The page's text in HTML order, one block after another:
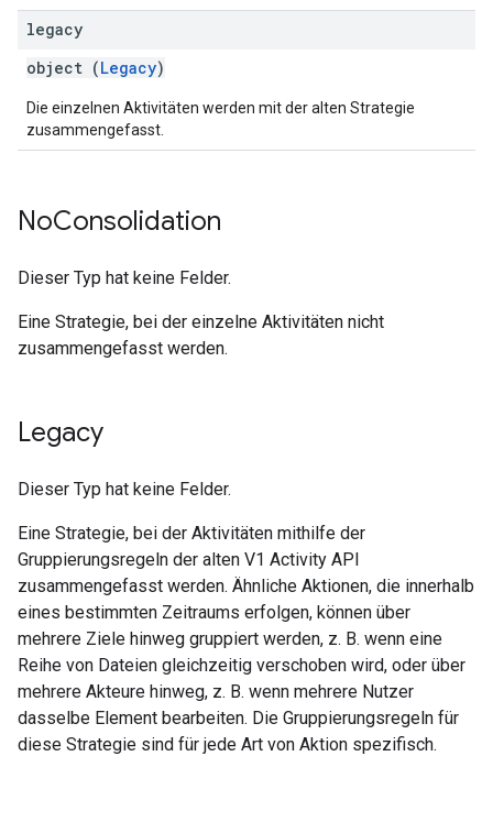
legacy
object (Legacy)
Die einzelnen Aktivitäten werden mit der alten Strategie
zusammengefasst.
NoConsolidation
Dieser Typ hat keine Felder.
Eine Strategie, bei der einzelne Aktivitäten nicht
zusammengefasst werden.
Legacy
Dieser Typ hat keine Felder.
Eine Strategie, bei der Aktivitäten mithilfe der
Gruppierungsregeln der alten V1 Activity API
zusammengefasst werden. Ähnliche Aktionen, die innerhalb
eines bestimmten Zeitraums erfolgen, können über
mehrere Ziele hinweg gruppiert werden, z. B. wenn eine
Reihe von Dateien gleichzeitig verschoben wird, oder über
mehrere Akteure hinweg, z. B. wenn mehrere Nutzer
dasselbe Element bearbeiten. Die Gruppierungsregeln für
diese Strategie sind für jede Art von Aktion spezifisch.